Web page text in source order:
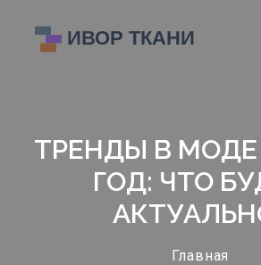
ТРЕНДЫ В МОДЕ
ГОД: ЧТО
Главная